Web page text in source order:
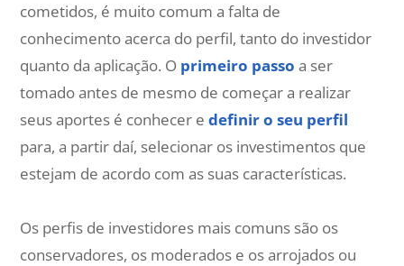
cometidos, é muito comum a falta de
conhecimento acerca do perfil, tanto do investidor
quanto da aplicação. O primeiro passoa ser
tomado antes de mesmo de começar a realizar
seus aportes é conhecer edefinir o seu perfil
para, a partir daí, selecionar os investimentos que
estejam de acordo com as suas características.
Os perfis de investidores mais comuns são os
conservadores, os moderados e os arrojados ou